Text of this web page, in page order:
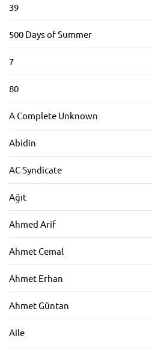
39
500 Days of Summer
7
80
A Complete Unknown
Abidin
AC Syndicate
Ağıt
Ahmed Arif
Ahmet Cemal
Ahmet Erhan
Ahmet Güntan
Aile